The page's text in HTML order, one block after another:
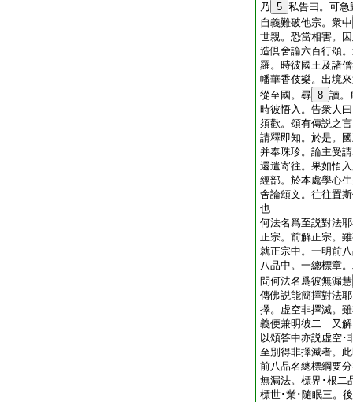
乃 5 私告曰。可急
自義難破他宗。衆中
世親。恐當相害。
造倶舍論六百行頌
羅。時彼國王及諸
幡華香伎樂。出境
從至國。尋 8 讀。
時彼悟入。告衆人
須歡。頌有傳説之
請釋即知。於是。
并奉珠珍。論主受
還遣寄往。果如悟
經部。於本處學心
舍論頌文。往往置
也
何法名爲至説對法
正宗。前解正宗。
就正宗中。一明前
八品中。一總標章
問何法名爲彼無漏慧
傳佛説能簡擇對法
擇。虚空非擇滅。
義便兼明彼二 又解
以頌答中亦説虚
至別得非擇滅者。
前八品名總標綱要
無漏法。標界･根二
標世･業･隨眠三。